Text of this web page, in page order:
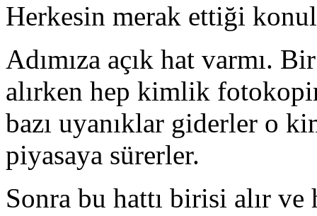
Herkesin merak ettiği
Adımıza açık hat varmı.
alırken hep kimlik
bazı uyanıklar giderler o
piyasaya sürerler.
Sonra bu hattı birisi alır